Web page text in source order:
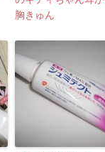
胸きゅん